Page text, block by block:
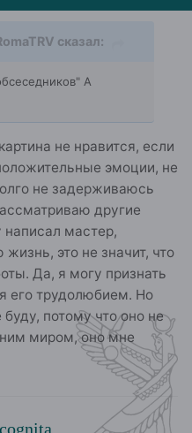
сказал:
А
не нравится, если
эмоции, не
не задерживаюсь
другие
написал мастер,
это не значит, что
Да, я могу признать
его трудолюбием. Но
буду, потому что оно не
миром, оно мне